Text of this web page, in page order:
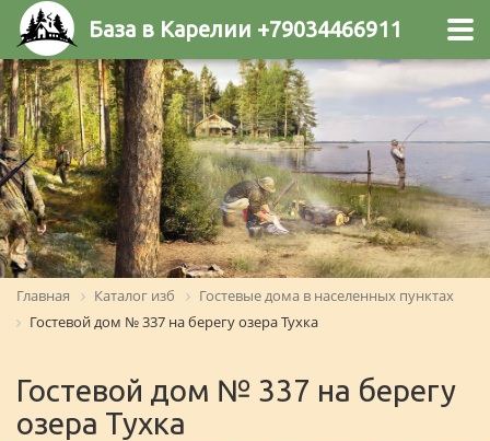
База в Карелии +79034466911
Главная Каталог изб
Гостевые дома в населенных пунктах
Гостевой дом № 337 на берегу озера Тухка
Гостевой дом № 337 на берегу
озера Тухка